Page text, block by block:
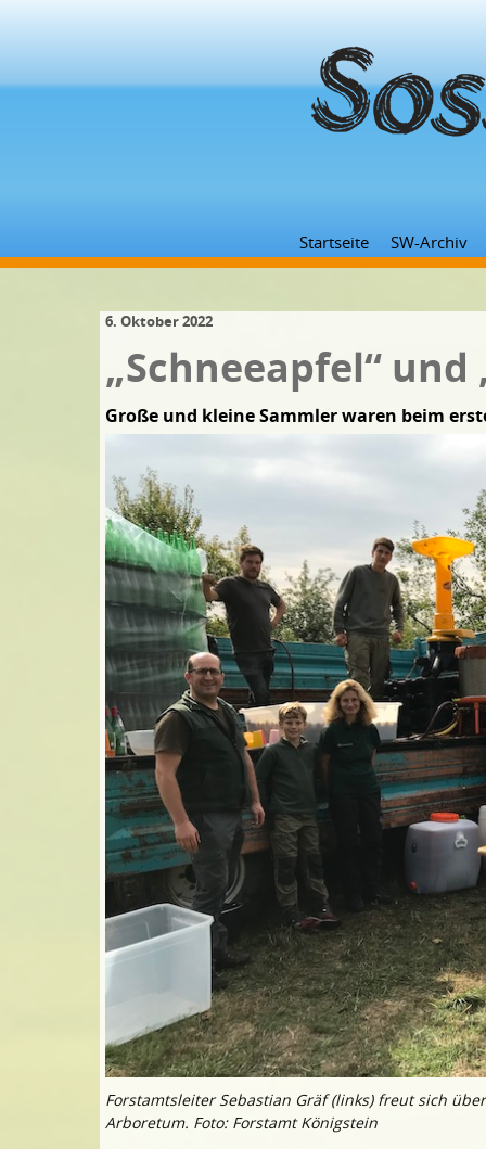
Startseite SW-Archiv
6. Oktober 2022
„Schneeapfel“ und
Große und kleine Sammler waren beim
Forstamtsleiter Sebastian Gräf (links) freut sich
Arboretum. Foto: Forstamt Königstein